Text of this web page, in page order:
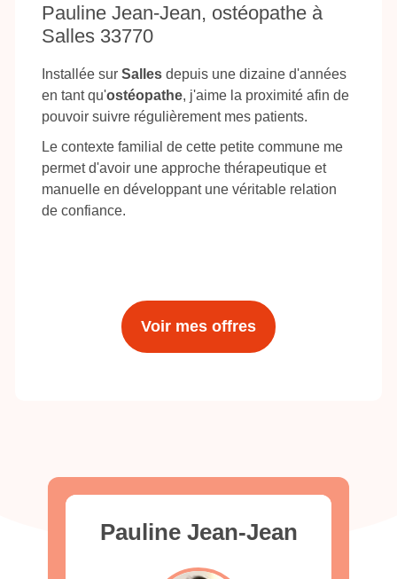
Pauline Jean-Jean, ostéopathe à
Salles 33770
Installée sur Salles depuis une dizaine d'années
en tant qu'ostéopathe, j'aime la proximité afin de
pouvoir suivre régulièrement mes patients.
Le contexte familial de cette petite commune me
permet d'avoir une approche thérapeutique et
manuelle en développant une véritable relation
de confiance.
Voir mes offres
Pauline Jean-Jean